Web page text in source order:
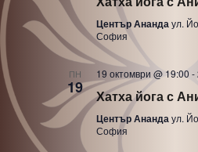
Център Анандаул.
София
ПН
19
19 октомври @ 19:00 -
Хатха йога с
Център Анандаул.
София